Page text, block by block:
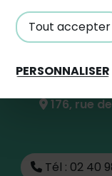
Tout accepter
PERSONNALISER
Mairie de
176, rue
Tél : 02 40